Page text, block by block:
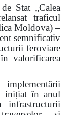
Stat „Calea
traficul
Moldova) –
semnificativ
feroviare
valorificarea
implementării
inițiat în anul
infrastructurii